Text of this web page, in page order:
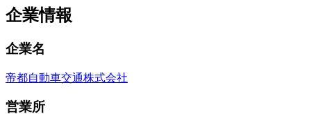
企業情報
企業名
帝都自動車交通株式会社
営業所